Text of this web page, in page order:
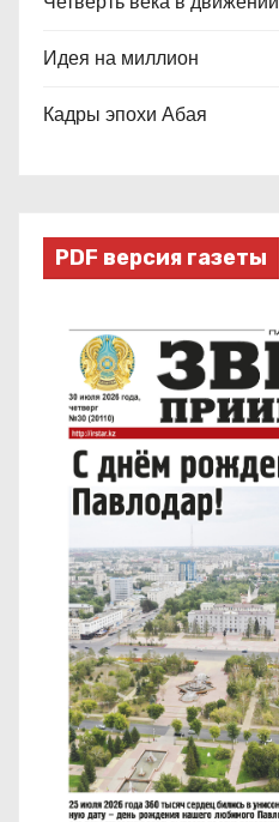
Идея на миллион
Кадры эпохи Абая
PDF версия газеты